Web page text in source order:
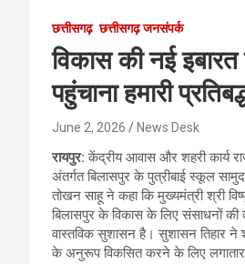
छत्तीसगढ़ छत्तीसगढ़ जनसंपर्क
विकास की नई
पहुंचाना हमारी
June 2, 2026 News Desk
रायपुर: केंद्रीय आवास और शहरी कार्य
अंतर्गत बिलासपुर के पुत्रीबाई स्कूल
तोखन साहू ने कहा कि मुख्यमंत्री श्री
बिलासपुर के विकास के लिए संसाधनों की
वास्तविक सुशासन है। सुशासन तिहार ने
के अनुरूप विकसित करने के लिए लगातार